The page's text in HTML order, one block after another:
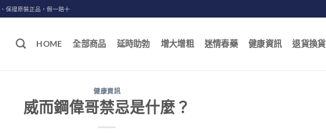
保證原裝正品，假一賠十
HOME 全部商品 延時助勃 增大增粗 迷情春藥 健康資訊 退貨換貨
健康資訊
威而鋼偉哥禁忌是什麼？